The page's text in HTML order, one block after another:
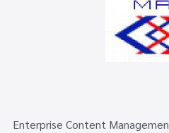
Enterprise Content Managemen